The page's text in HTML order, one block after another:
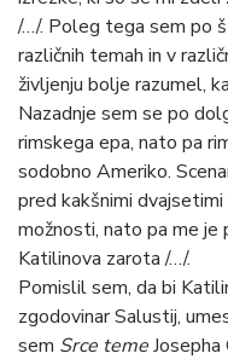
/…/. Poleg tega sem po
različnih temah in v
življenju bolje razumel,
Nazadnje sem se po
rimskega epa, nato pa
sodobno Ameriko.
pred kakšnimi
možnosti, nato pa me
Katilinova zarota /…/.
Pomislil sem, da bi
zgodovinar Salustij,
sem Srce temeJosepha